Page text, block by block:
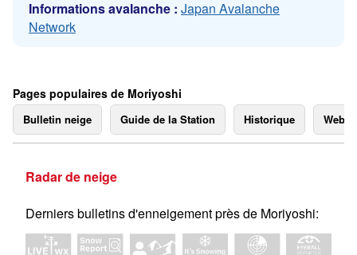
Informations avalanche : Japan Avalanche
Network
Pages populaires de Moriyoshi
Bulletin neige Guide de la Station Historique
Radar de neige
Derniers bulletins d'enneigement près de Moriyoshi: